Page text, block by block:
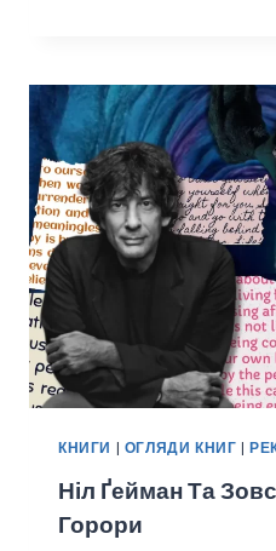
КНИГИ | ОГЛЯДИ КНИГ |
Ніл Ґейман Та
Горори